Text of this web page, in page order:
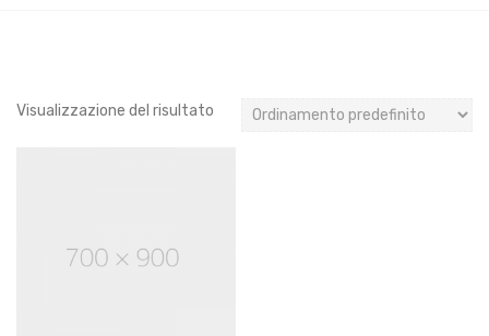
Visualizzazione del risultato